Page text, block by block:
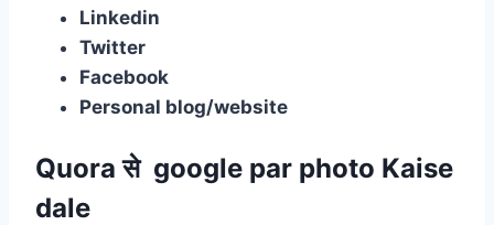
Linkedin
Twitter
Facebook
Personal blog/website
Quora से google par photo Kaise
dale